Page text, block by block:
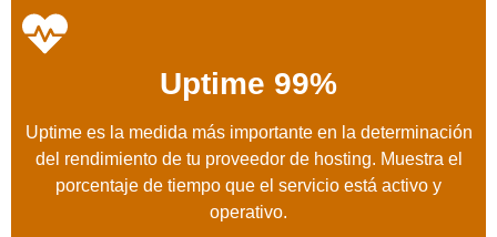
Uptime 99%
Uptime es la medida más importante en la determinación
del rendimiento de tu proveedor de hosting. Muestra el
porcentaje de tiempo que el servicio está activo y
operativo.